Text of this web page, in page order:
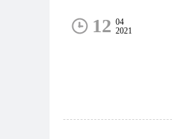
12 04
2021